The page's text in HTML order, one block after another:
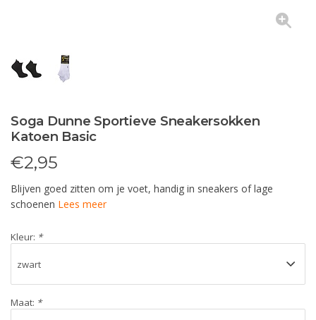
Soga Dunne Sportieve Sneakersokken
Katoen Basic
€2,95
Blijven goed zitten om je voet, handig in sneakers of lage
schoenen Lees meer
Kleur: *
Maat: *